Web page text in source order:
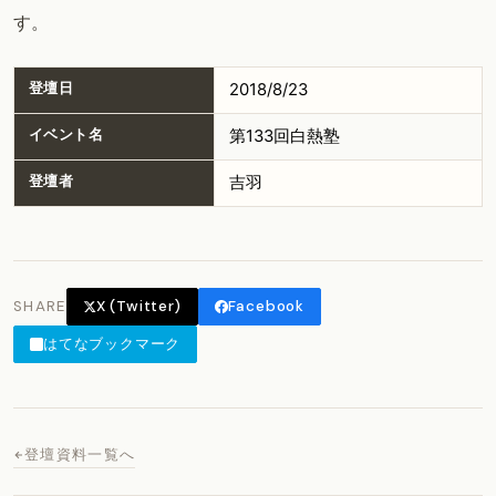
す。
登壇日 2018/8/23
イベント名 第133回白熱塾
登壇者 吉羽
SHARE X (Twitter)
Facebook
はてなブックマーク
登壇資料一覧へ